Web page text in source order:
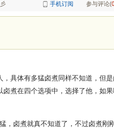
手机订阅 参与评论(
具体有多猛卤煮同样不知道，但是
煮在四个选项中，选择了他，如
卤煮就真不知道了，不过卤煮刚